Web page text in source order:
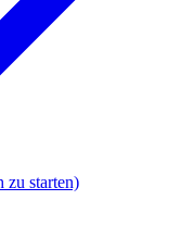
zu starten)